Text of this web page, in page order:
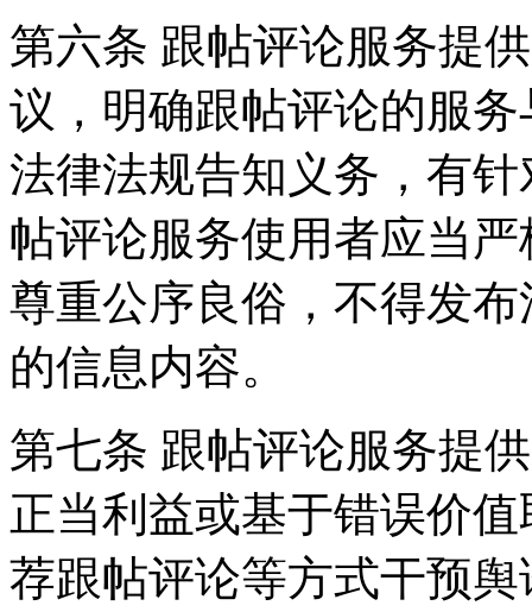
第六条 跟帖评论服务提
议，明确跟帖评论的服
法律法规告知义务，有
帖评论服务使用者应当
尊重公序良俗，不得发
的信息内容。
第七条 跟帖评论服务提
正当利益或基于错误价
荐跟帖评论等方式干预